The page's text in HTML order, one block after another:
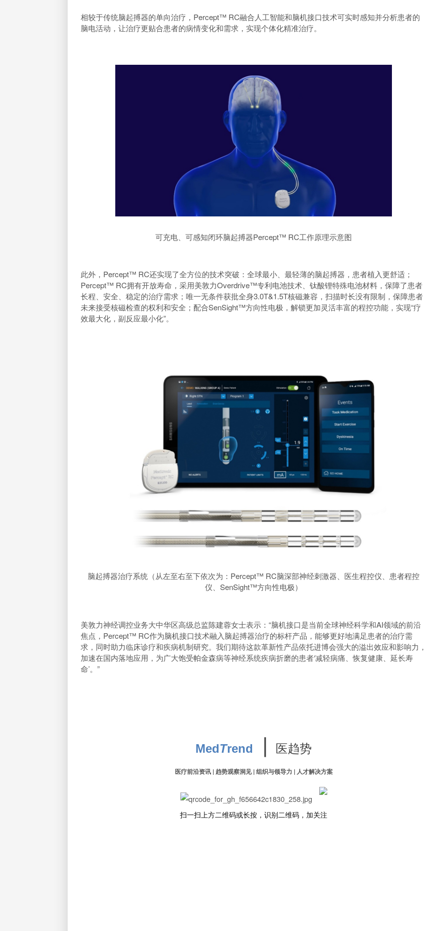
相较于传统脑起搏器的单向治疗，Percept™ RC融合人工智能和脑机接口技术可实时感知并分析患者的
脑电活动，让治疗更贴合患者的病情变化和需求，实现个体化精准治疗。
可充电、可感知闭环脑起搏器Percept™ RC工作原理示意图
此外，Percept™ RC还实现了全方位的技术突破：全球最小、最轻薄的脑起搏器，患者植入更舒适；
Percept™ RC拥有开放寿命，采用美敦力Overdrive™专利电池技术、钛酸锂特殊电池材料，保障了患者
长程、安全、稳定的治疗需求；唯一无条件获批全身3.0T&1.5T核磁兼容，扫描时长没有限制，保障患者
未来接受核磁检查的权利和安全；配合SenSight™方向性电极，解锁更加灵活丰富的程控功能，实现“疗
效最大化，副反应最小化”。
脑起搏器治疗系统（从左至右至下依次为：Percept™ RC脑深部神经刺激器、医生程控仪、患者程控
仪、SenSight™方向性电极）
美敦力神经调控业务大中华区高级总监陈建蓉女士表示：“脑机接口是当前全球神经科学和AI领域的前沿
焦点，Percept™ RC作为脑机接口技术融入脑起搏器治疗的标杆产品，能够更好地满足患者的治疗需
求，同时助力临床诊疗和疾病机制研究。我们期待这款革新性产品依托进博会强大的溢出效应和影响力，
加速在国内落地应用，为广大饱受帕金森病等神经系统疾病折磨的患者‘减轻病痛、恢复健康、延长寿
命’。”
MedTrend ∣ 医趋势
医疗前沿资讯 | 趋势观察洞见 | 组织与领导力 | 人才解决方案
扫一扫上方二维码或长按，识别二维码，加关注